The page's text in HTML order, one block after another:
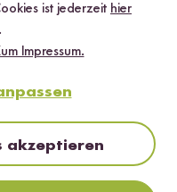
Quinoa
ist jederzeit hier
Impressum.
akzeptieren